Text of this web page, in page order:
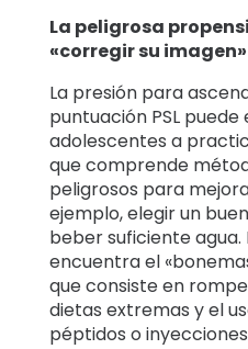
La peligrosa
«corregir su imagen»
La presión para
puntuación PSL puede
adolescentes a
que comprende
peligrosos para
ejemplo, elegir un
beber suficiente agua.
encuentra el
que consiste en
dietas extremas y el
péptidos o